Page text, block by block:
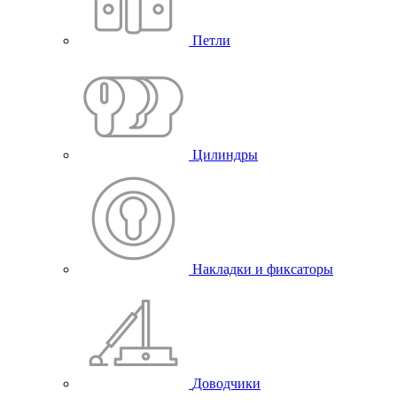
Петли
Цилиндры
Накладки и фиксаторы
Доводчики